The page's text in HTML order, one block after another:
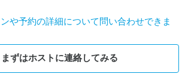
には困りません。
くは車で30分ほどいくと大洗駅があり、
市場があり、海水浴や新鮮で美味しい海
できます。
山も近いので、山が好きな方はそちらの自
や予約の詳細について問い合わせできま
まずはホストに連絡してみる